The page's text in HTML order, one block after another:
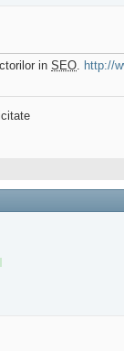
in SEO. http://